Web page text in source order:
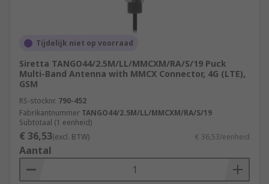
Tijdelijk niet op voorraad
Siretta TANGO44/2.5M/LL/MMCXM/RA/S/19 Puck
Multi-Band Antenna with MMCX Connector, 4G (LTE),
GSM
RS-stocknr. 790-452
Fabrikantnummer TANGO44/2.5M/LL/MMCXM/RA/S/19
Subtotaal (1 eenheid)
€ 36,53(excl. BTW) € 36,53/eenheid
Aantal